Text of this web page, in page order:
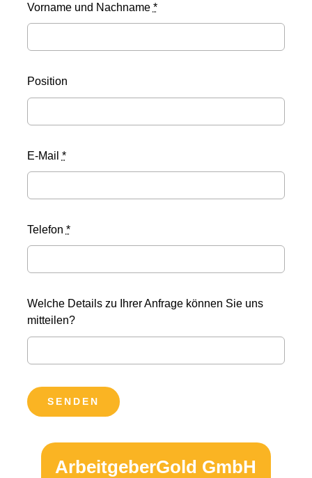
Vorname und Nachname *
Position
E-Mail *
Telefon *
Welche Details zu Ihrer Anfrage können Sie uns
mitteilen?
SENDEN
ArbeitgeberGold GmbH